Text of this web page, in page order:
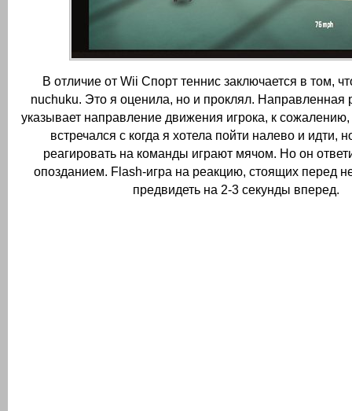
В отличие от Wii Спорт теннис заключается в том,
nuchuku. Это я оценила, но и проклял. Направленная
указывает направление движения игрока, к
встречался с когда я хотела пойти налево и идти,
реагировать на команды играют мячом. Но он
опозданием. Flash-игра на реакцию, стоящих перед
предвидеть на 2-3 секунды вперед.